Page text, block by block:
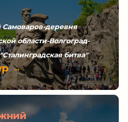
Самоваров-деревня
области-Волгоград-
битва"
→